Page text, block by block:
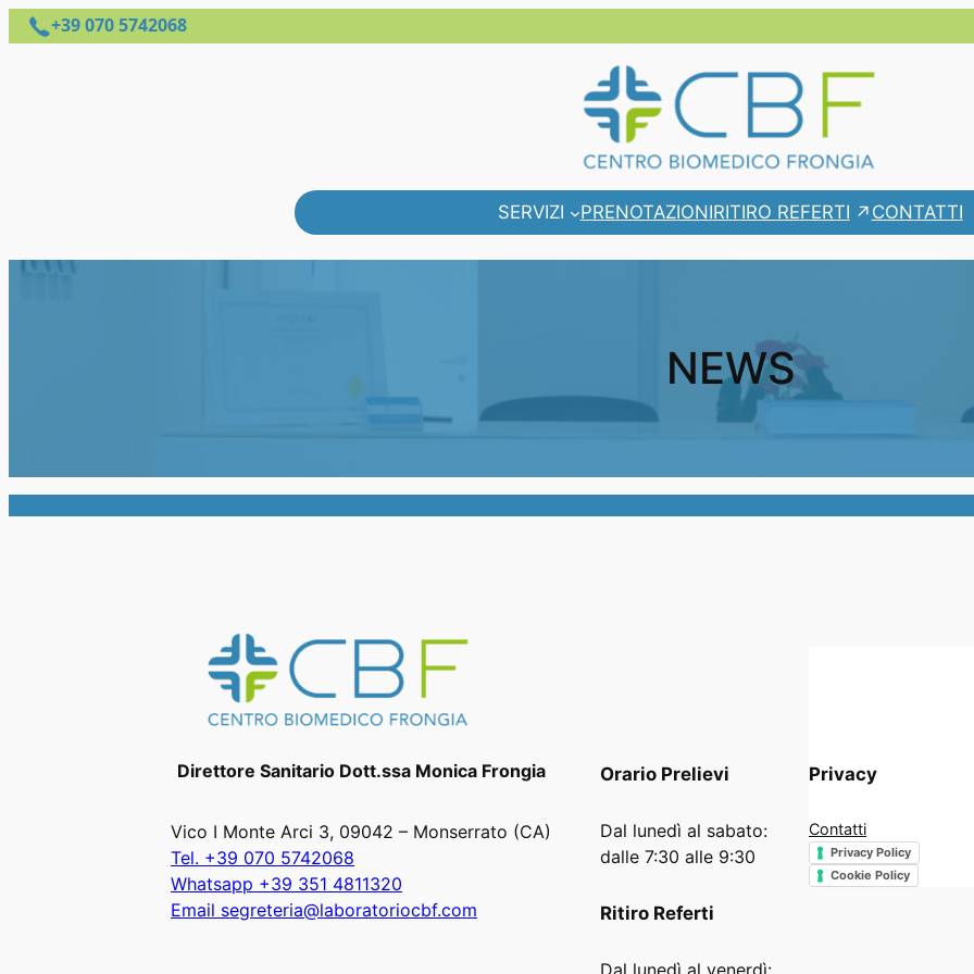
+39 070 5742068
SERVIZI PRENOTAZIONIRITIRO REFERTI CONTATTI
NEWS
Direttore Sanitario Dott.ssa Monica Frongia
Vico I Monte Arci 3, 09042 – Monserrato (CA)
Tel. +39 070 5742068
Whatsapp +39 351 4811320
Email segreteria@laboratoriocbf.com
Orario Prelievi
Dal lunedì al sabato:
dalle 7:30 alle 9:30
Ritiro Referti
Privacy
Contatti
Privacy Policy
Cookie Policy